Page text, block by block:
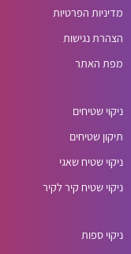
מדיניות הפרטיות
הצהרת נגישות
מפת האתר
ניקוי שטיחים
תיקון שטיחים
ניקוי שטיח שאגי
ניקוי שטיח קיר לקיר
ניקוי ספות